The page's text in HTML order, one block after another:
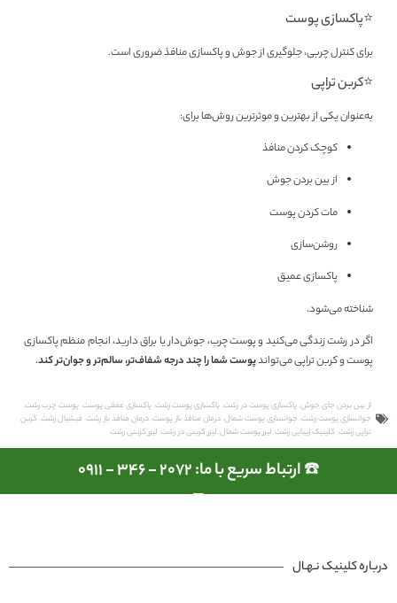
⭐پاکسازی پوست
برای کنترل چربی، جلوگیری از جوش و پاکسازی منافذ ضروری است.
⭐کربن تراپی
به‌عنوان یکی از بهترین و موثرترین روش‌ها برای:
کوچک کردن منافذ
از بین بردن جوش
مات کردن پوست
روشن‌سازی
پاکسازی عمیق
شناخته می‌شود.
اگر در رشت زندگی می‌کنید و پوست چرب، جوش‌دار یا براق دارید، انجام منظم پاکسازی
پوست و کربن تراپی می‌تواندپوست شما را چند درجه شفاف‌تر، سالم‌تر و جوان‌تر کند.
از بین بردن جای جوش پاکسازی پوست در رشت پاکسازی پوست رشت پاکسازی عمقی پوست پوست چرب رشت
جوانسازی پوست رشت جوانسازی پوست شمال درمان منافذ باز پوست درمان منافذ باز رشت فیشیال رشت کربن
تراپی رشت کلینیک زیبایی رشت لیزر پوست شمال لیزر کربنی در رشت لیزر کربنی رشت
☎️ ارتباط سریع با ما: 2072 - 346 - 0911
درباره کلینیک نـهـال